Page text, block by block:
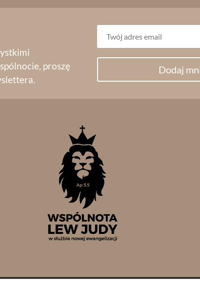
proszę
Dodaj